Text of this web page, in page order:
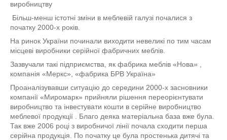
виробництву
Більш-менш істотні зміни в меблевій галузі почалися з
початку 2000-х років.
На ринок України починали виходити невеликі по тим часам
місцеві виробники серійної фабричних меблів.
Зазвучали такі підприємства, як фабрика меблів «Нова» ,
компанія «Меркс», «фабрика БРВ Україна»
Проаналізувавши ситуацію до середини 2000-х засновники
компанії «Миромарк» прийняли рішення переорієнтувати
виробництво та інвестувати кошти в серійне виробництво
меблевої продукції . Благо деяка матеріальна база вже була.
Так вже 2006 році з виробничої лінії почала сходити перша
серійна продукція. По початку це була простенька дитячі та